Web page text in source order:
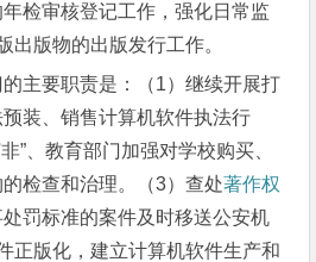
检审核登记工作，强化日常监
出版物的出版发行工作。
要职责是：（1）继续开展打
装、销售计算机软件执法行
”、教育部门加强对学校购买、
检查和治理。（3）查处著作权
罚标准的案件及时移送公安机
正版化，建立计算机软件生产和